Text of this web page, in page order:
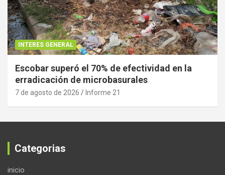
INTERES GENERAL
Escobar superó el 70% de efectividad en la
erradicación de microbasurales
7 de agosto de 2026 Informe 21
Categorias
inicio